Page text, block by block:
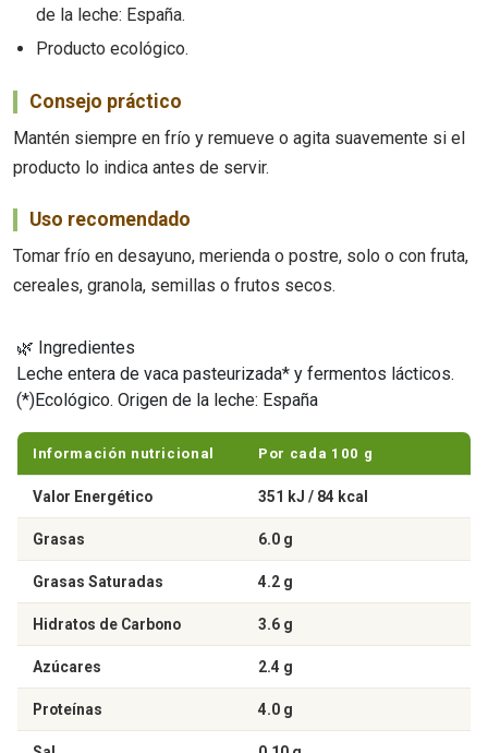
de la leche: España.
Producto ecológico.
Consejo práctico
Mantén siempre en frío y remueve o agita suavemente si el
producto lo indica antes de servir.
Uso recomendado
Tomar frío en desayuno, merienda o postre, solo o con fruta,
cereales, granola, semillas o frutos secos.
🌿 Ingredientes
Leche entera de vaca pasteurizada* y fermentos lácticos.
(*)Ecológico. Origen de la leche: España
Información nutricional Por cada 100 g
Valor Energético 351 kJ / 84 kcal
Grasas 6.0 g
Grasas Saturadas 4.2 g
Hidratos de Carbono 3.6 g
Azúcares 2.4 g
Proteínas 4.0 g